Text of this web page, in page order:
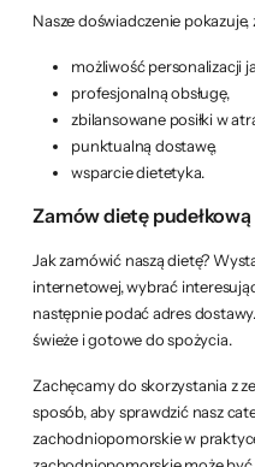
Nasze doświadczenie
możliwość personalizacji
profesjonalną obsługę,
zbilansowane posiłki w
punktualną dostawę,
wsparcie dietetyka.
Zamów dietę pudełkową
Jak zamówić naszą dietę?
internetowej, wybrać
następnie podać adres
świeże i gotowe do spożycia.
Zachęcamy do skorzystania z
sposób, aby sprawdzić nasz
zachodniopomorskie w